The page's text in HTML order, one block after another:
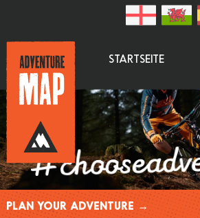
STARTSEITE
PLAN YOUR ADVENTURE →